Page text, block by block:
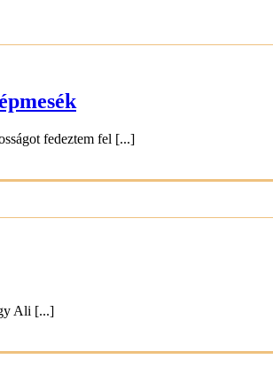
fedeztem fel [...]
Ali [...]